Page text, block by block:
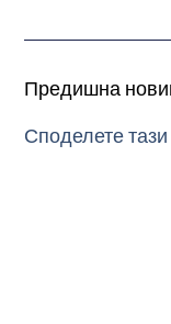
Предишна
Споделете